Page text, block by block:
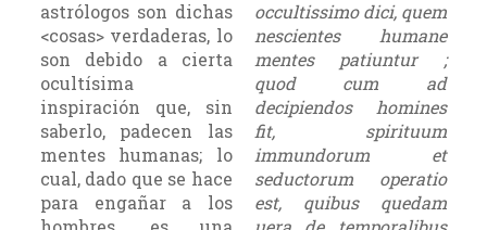
astrólogos son dichas
<cosas> verdaderas, lo
son debido a cierta
ocultísima
inspiración que, sin
saberlo, padecen las
mentes humanas; lo
cual, dado que se hace
para engañar a los
occultissimo dici, quem
nescientes humane
mentes patiuntur ;
quod cum ad
decipiendos homines
fit, spirituum
immundorum et
seductorum operatio
est, quibus quedam